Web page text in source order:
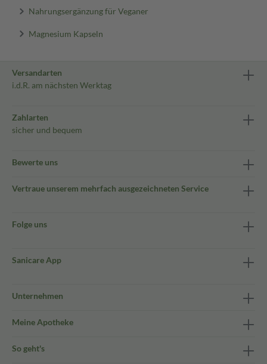
Nahrungsergänzung für Veganer
Magnesium Kapseln
Versandarten
i.d.R. am nächsten Werktag
Zahlarten
sicher und bequem
Bewerte uns
Vertraue unserem mehrfach ausgezeichneten Service
Folge uns
Sanicare App
Unternehmen
Meine Apotheke
So geht's